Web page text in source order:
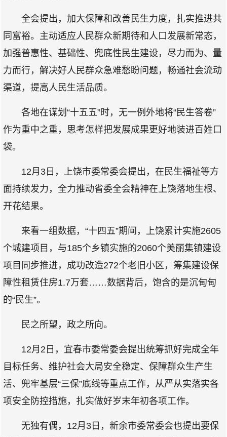
全会提出，加大保障和改善民生力度，扎实推进共
同富裕。主动适应人民群众新期待和人口发展新常态，
加强普惠性、基础性、兜底性民生建设，尽力而为、量
力而行，解决好人民群众急难愁盼问题，畅通社会流动
渠道，提高人民生活品质。
各地在谋划“十五五”时，无一例外地将“民生答卷”
作为重中之重，思考怎样把发展成果更好地装进百姓口
袋。
12月3日，上饶市委常委会提出，在民生福祉等方
面持续发力，全力推动省委全会精神在上饶落地生根、
开花结果。
来看一组数据，“十四五”期间，上饶累计实施2605
个城建项目，与185个乡镇实施的2060个美丽集镇建设
项目同步推进，成功改造272个老旧小区，筹集建设保
障性租赁住房1.7万套……数据背后，饱含的是沉甸甸
的“民生”。
民之所望，政之所向。
12月2日，宜春市委常委会提出统筹抓好完成全年
目标任务、维护社会大局安全稳定、保障群众生产生
活、兜牢基层“三保”底线等重点工作，从严从实落实各
项安全防控措施，扎实做好岁末年初各项工作。
无独有偶，12月3日，新余市委常委会也提出要保